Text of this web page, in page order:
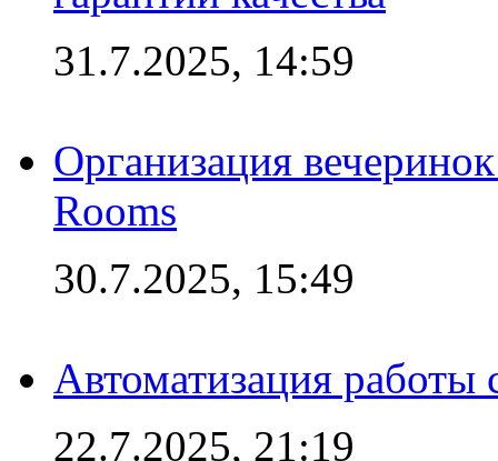
31.7.2025, 14:59
Организация
Rooms
30.7.2025, 15:49
Автоматизация работы
22.7.2025, 21:19